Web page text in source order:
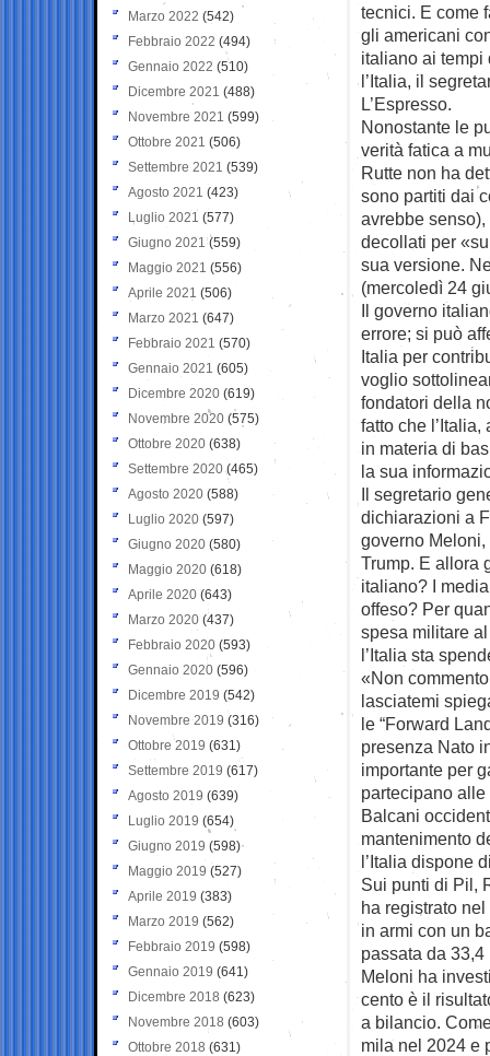
tecnici. E come
gli americani
italiano ai tempi
l’Italia, il
L’Espresso.
Nonostante le
verità fatica a
Rutte non ha
sono partiti dai
avrebbe
decollati per
sua versione.
(mercoledì 24
Il governo
errore; si può
Italia per
voglio
fondatori della
fatto che
in materia di
la sua
Il segretario
dichiarazioni a
governo
Trump. E allora
italiano? I
offeso? Per
spesa militare
l’Italia sta
«Non
lasciatemi
le “Forward
presenza Nato
importante per
partecipano
Balcani
mantenimento
l’Italia dispone
Sui punti di Pil,
ha registrato
in armi con un
passata da
Meloni ha
cento è il
a bilancio.
mila nel 2024 e
Marzo 2022 (542)
Febbraio 2022 (494)
Gennaio 2022 (510)
Dicembre 2021 (488)
Novembre 2021 (599)
Ottobre 2021 (506)
Settembre 2021 (539)
Agosto 2021 (423)
Luglio 2021 (577)
Giugno 2021(559)
Maggio 2021 (556)
Aprile 2021 (506)
Marzo 2021 (647)
Febbraio 2021 (570)
Gennaio 2021 (605)
Dicembre 2020 (619)
Novembre 2020 (575)
Ottobre 2020 (638)
Settembre 2020(465)
Agosto 2020 (588)
Luglio 2020 (597)
Giugno 2020 (580)
Maggio 2020 (618)
Aprile 2020 (643)
Marzo 2020 (437)
Febbraio 2020 (593)
Gennaio 2020 (596)
Dicembre 2019 (542)
Novembre 2019 (316)
Ottobre 2019 (631)
Settembre 2019 (617)
Agosto 2019 (639)
Luglio 2019 (654)
Giugno 2019 (598)
Maggio 2019 (527)
Aprile 2019 (383)
Marzo 2019 (562)
Febbraio 2019 (598)
Gennaio 2019 (641)
Dicembre 2018 (623)
Novembre 2018 (603)
Ottobre 2018 (631)